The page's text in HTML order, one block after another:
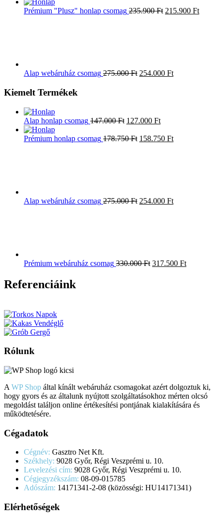
Prémium "Plusz" honlap csomag 235.900Ft 215.900 Ft
Alap webáruház csomag 275.000Ft 254.000 Ft
Kiemelt Termékek
Alap honlap csomag 147.000Ft 127.000 Ft
Prémium honlap csomag 178.750Ft 158.750 Ft
Alap webáruház csomag 275.000Ft 254.000 Ft
Prémium webáruház csomag 330.000Ft 317.500 Ft
Referenciáink
Rólunk
A WP Shop által kínált webáruház csomagokat azért dolgoztuk ki,
hogy gyors és az általunk nyújtott szolgáltatásokhoz mérten olcsó
megoldást találjon online értékesítési pontjának kialakítására és
működtetésére.
Cégadatok
Cégnév: Gasztro Net Kft.
Székhely: 9028 Győr, Régi Veszprémi u. 10.
Levelezési cím: 9028 Győr, Régi Veszprémi u. 10.
Cégjegyzékszám: 08-09-015785
Adószám: 14171341-2-08 (közösségi: HU14171341)
Elérhetőségek